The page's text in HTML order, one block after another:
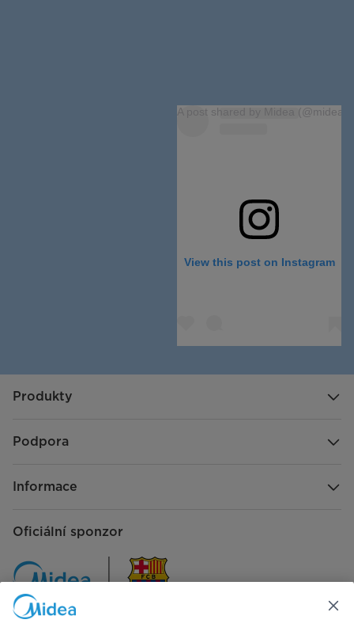
View this post on Instagram
A post shared by Midea
Produkty
Podpora
Informace
Oficiální sponzor